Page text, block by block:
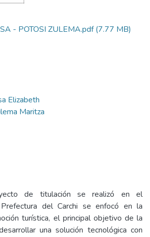
- POTOSI ZULEMA.pdf(7.77 MB)
Elizabeth
Maritza
de titulación se realizó en el
del Carchi se enfocó en la
turística, el principal objetivo de la
una solución tecnológica con